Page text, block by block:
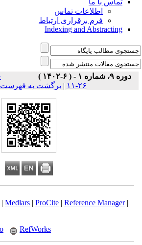
تماس با ما
اطلاعات تماس
فرم برقراری ارتباط
Indexing and Abstracting
دوره ۹، شماره ۱ - ( ۶-۱۴۰۲ )
۲۶-۱۱
| برگشت به فهرست
|Medlars|ProCite|Reference Manager
RefWorks